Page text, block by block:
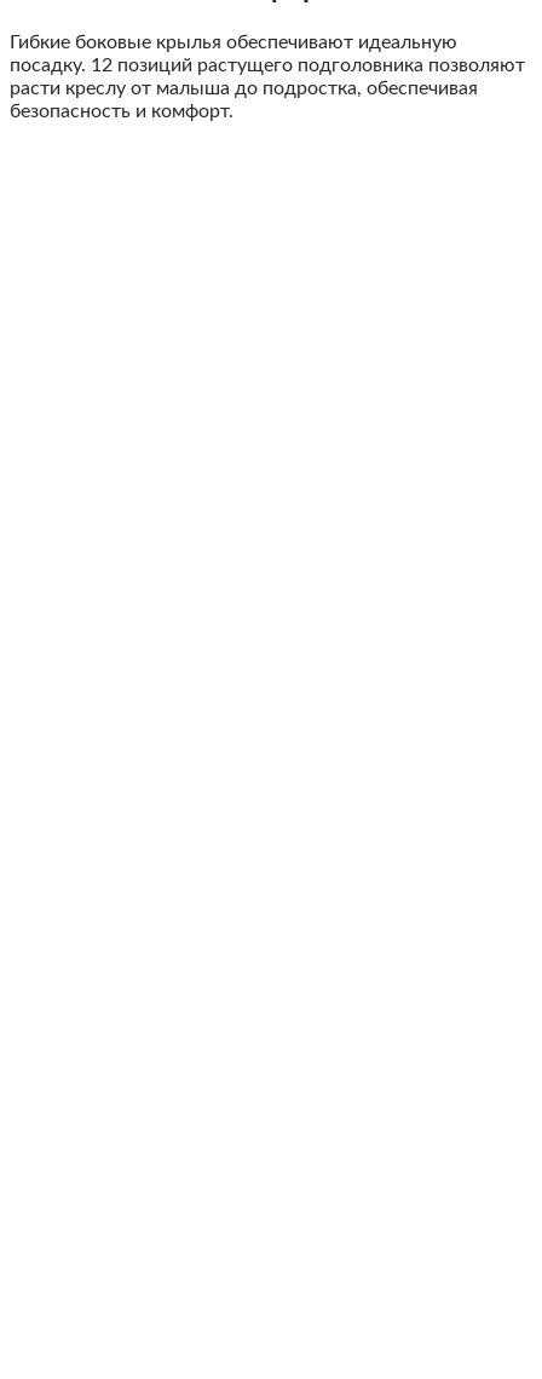
Гибкие боковые крылья обеспечивают идеальную
посадку. 12 позиций растущего подголовника позволяют
расти креслу от малыша до подростка, обеспечивая
безопасность и комфорт.